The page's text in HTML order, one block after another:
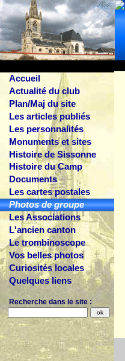
Accueil
Actualité du club
Plan/Maj du site
Les articles publiés
Les personnalités
Monuments et sites
Histoire de Sissonne
Histoire du Camp
Documents
Les cartes postales
Photos de groupe
Les Associations
L'ancien canton
Le trombinoscope
Vos belles photos
Curiosités locales
Quelques liens
Recherche dans le site :